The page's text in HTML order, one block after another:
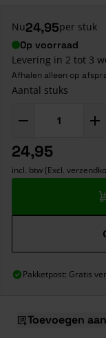
Nu24,95per stuk
Op voorraad
Levering in 2 tot 3
Afhalen alleen op
Aantal stuks
24,95
incl. btw (Excl.
Pakketpost: Gratis
Toevoegen